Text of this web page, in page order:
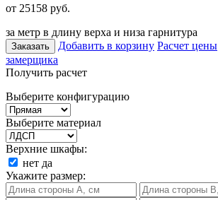
от 25158 руб.
за метр в длину верха и низа гарнитура
Заказать Добавить в корзину Расчет цены
замерщика
Получить расчет
Выберите конфигурацию
Выберите материал
Верхние шкафы:
нет да
Укажите размер: